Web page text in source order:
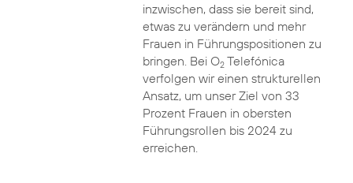
inzwischen, dass sie bereit sind,
etwas zu verändern und mehr
Frauen in Führungspositionen zu
bringen. Bei O2Telefónica
verfolgen wir einen strukturellen
Ansatz, um unser Ziel von 33
Prozent Frauen in obersten
Führungsrollen bis 2024 zu
erreichen.